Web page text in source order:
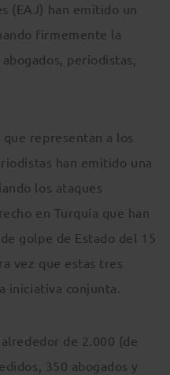
(EAJ) han emitido un
firmemente la
periodistas,
representan a los
han emitido una
los ataques
en Turquía que han
golpe de Estado del 15
vez que estas tres
iniciativa conjunta.
de 2.000 (de
350 abogados y